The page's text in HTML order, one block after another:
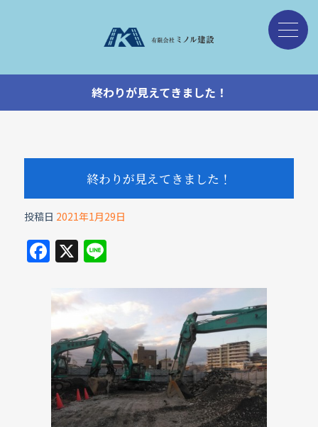
終わりが見えてきました！
終わりが見えてきました！
投稿日 2021年1月29日
F
a
c
e
b
o
o
k
X Li
e